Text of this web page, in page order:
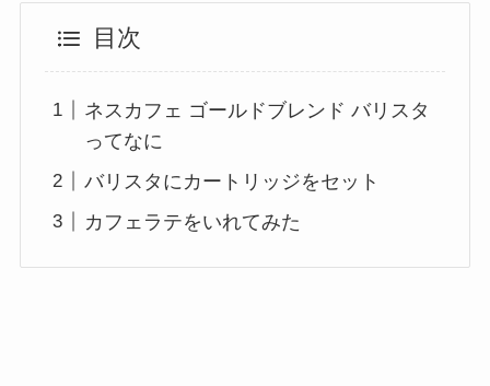
目次
ネスカフェ ゴールドブレンド バリスタ
ってなに
バリスタにカートリッジをセット
カフェラテをいれてみた